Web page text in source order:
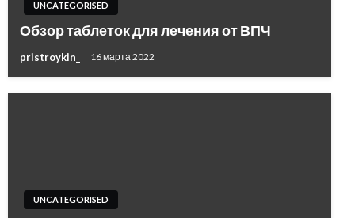
UNCATEGORISED
Обзор таблеток для лечения от ВПЧ
pristroykin_ 16 марта 2022
UNCATEGORISED